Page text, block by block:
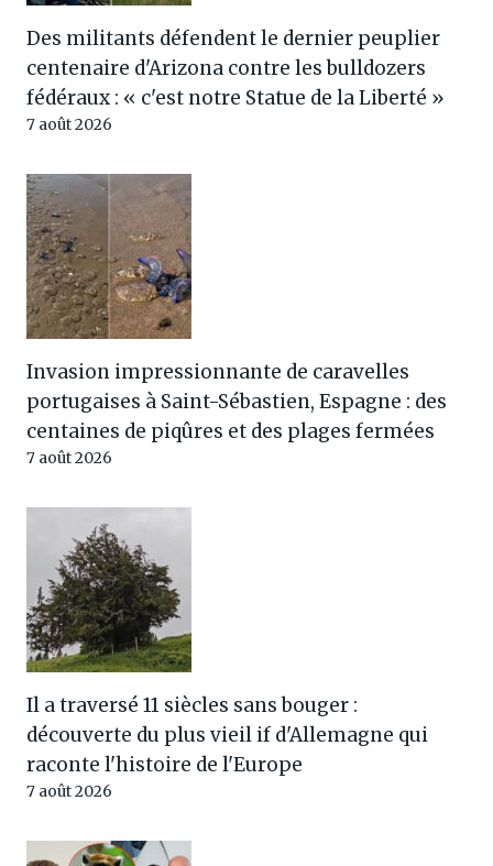
Des militants défendent le dernier peuplier
centenaire d'Arizona contre les bulldozers
fédéraux : « c'est notre Statue de la Liberté »
7 août 2026
Invasion impressionnante de caravelles
portugaises à Saint-Sébastien, Espagne : des
centaines de piqûres et des plages fermées
7 août 2026
Il a traversé 11 siècles sans bouger :
découverte du plus vieil if d'Allemagne qui
raconte l'histoire de l'Europe
7 août 2026